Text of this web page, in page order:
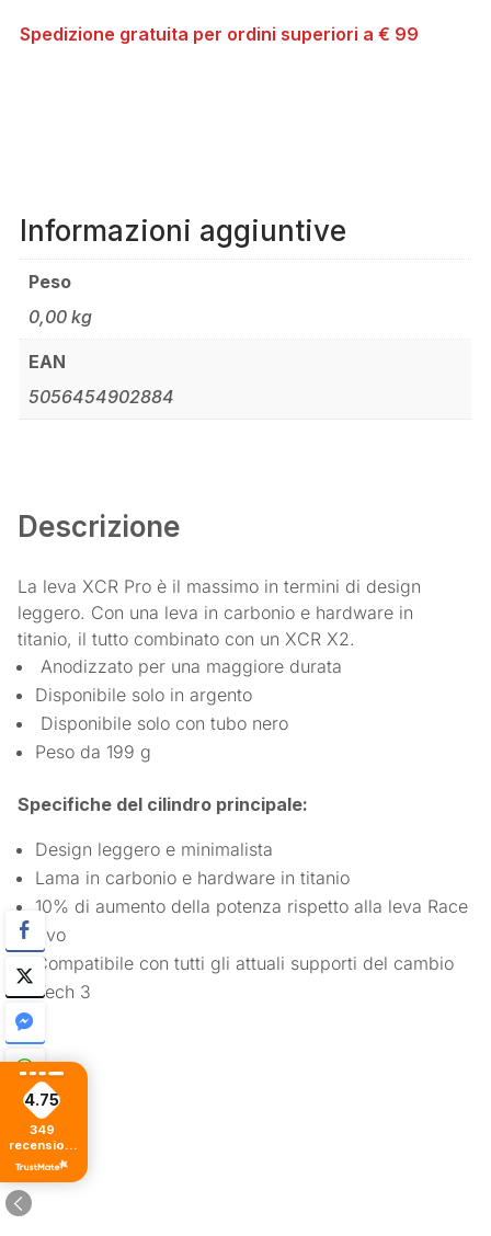
Spedizione gratuita per ordini superiori a € 99
Informazioni aggiuntive
Peso
0,00 kg
EAN
5056454902884
Descrizione
La leva XCR Pro è il massimo in termini di design
leggero. Con una leva in carbonio e hardware in
titanio, il tutto combinato con un XCR X2.
Anodizzato per una maggiore durata
Disponibile solo in argento
Disponibile solo con tubo nero
Peso da 199 g
Specifiche del cilindro principale:
Design leggero e minimalista
Lama in carbonio e hardware in titanio
10% di aumento della potenza rispetto alla leva Race
Evo
Compatibile con tutti gli attuali supporti del cambio
Tech 3
4.75
349
recensioni
di tutti i